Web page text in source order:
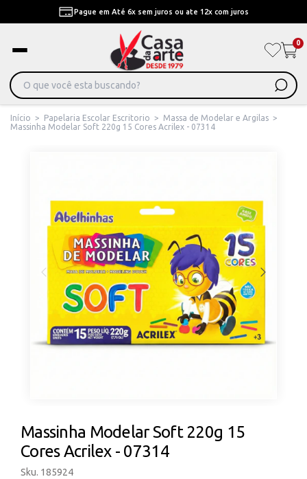
Pague em Até 6x sem juros ou ate 12x com juros
0
Início > Papelaria Escolar Escritorio > Massa de Modelar e Argilas >
Massinha Modelar Soft 220g 15 Cores Acrilex - 07314
Massinha Modelar Soft 220g 15
Cores Acrilex - 07314
Sku. 185924